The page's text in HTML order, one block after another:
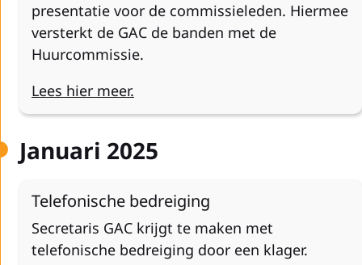
presentatie voor de commissieleden. Hiermee
versterkt de GAC de banden met de
Huurcommissie.
Lees hier meer.
Januari 2025
Telefonische bedreiging
Secretaris GAC krijgt te maken met
telefonische bedreiging door een klager.